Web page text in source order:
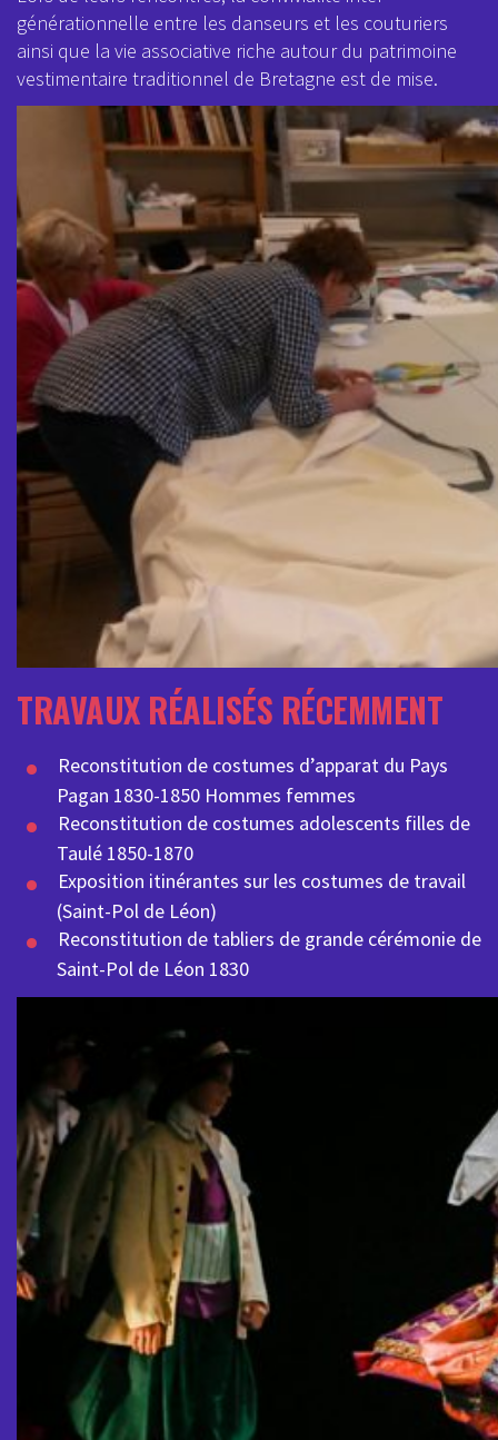
générationnelle entre les danseurs et les couturiers
ainsi que la vie associative riche autour du patrimoine
vestimentaire traditionnel de Bretagne est de mise.
TRAVAUX RÉALISÉS RÉCEMMENT
Reconstitution de costumes d’apparat du Pays
Pagan 1830-1850 Hommes femmes
Reconstitution de costumes adolescents filles de
Taulé 1850-1870
Exposition itinérantes sur les costumes de travail
(Saint-Pol de Léon)
Reconstitution de tabliers de grande cérémonie de
Saint-Pol de Léon 1830